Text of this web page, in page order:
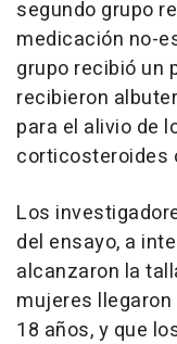
segundo grupo
medicación no-
grupo recibió un
recibieron
para el alivio de
corticosteroides
Los
del ensayo, a
alcanzaron la
mujeres
18 años, y que